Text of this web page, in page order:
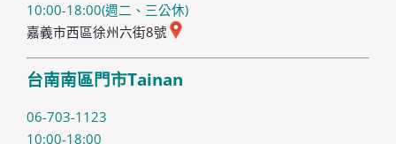
10:00-18:00(週二、三公休)
嘉義市西區徐州六街8號
台南南區門市Tainan
06-703-1123
10:00-18:00